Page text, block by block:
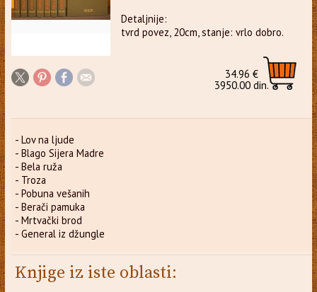
Detaljnije:
tvrd povez, 20cm, stanje: vrlo dobro.
34.96 €
3950.00 din.
- Lov na ljude
- Blago Sijera Madre
- Bela ruža
- Troza
- Pobuna vešanih
- Berači pamuka
- Mrtvački brod
- General iz džungle
Knjige iz iste oblasti: